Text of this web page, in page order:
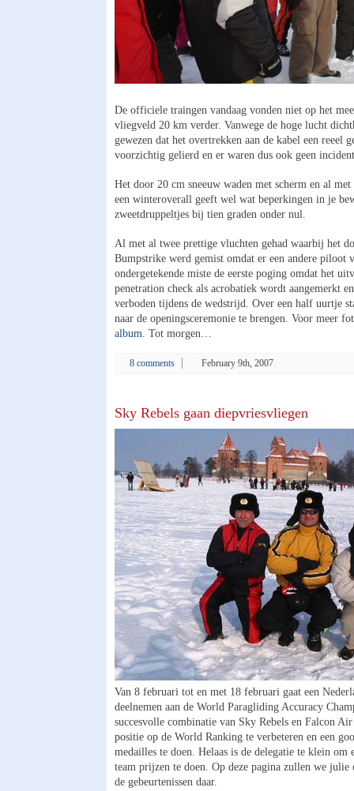
De officiele traingen vandaag vonden niet op het
vliegveld 20 km verder. Vanwege de hoge lucht
gewezen dat het overtrekken aan de kabel een reeel
voorzichtig gelierd en er waren dus ook geen
Het door 20 cm sneeuw waden met scherm en al
een winteroverall geeft wel wat beperkingen in je
zweetdruppeltjes bij tien graden onder nul.
Al met al twee prettige vluchten gehad waarbij het
Bumpstrike werd gemist omdat er een andere piloot
ondergetekende miste de eerste poging omdat het
penetration check als acrobatiek wordt aangemerkt
verboden tijdens de wedstrijd. Over een half uurtje
naar de openingsceremonie te brengen. Voor meer
album. Tot morgen…
8 comments February 9th, 2007
Sky Rebels gaan diepvriesvliegen
Van 8 februari tot en met 18 februari gaat een
deelnemen aan de World Paragliding Accuracy
succesvolle combinatie van Sky Rebels en Falcon
positie op de World Ranking te verbeteren en een
medailles te doen. Helaas is de delegatie te klein om
team prijzen te doen. Op deze pagina zullen we julie
de gebeurtenissen daar.